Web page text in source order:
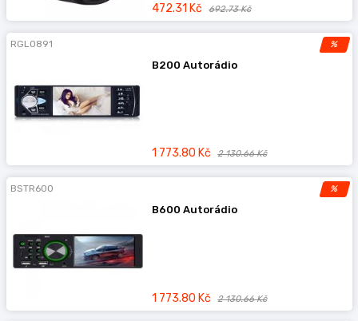
472.31 Kč 692.73 Kč
%
RGL0891
B200 Autorádio
1 773.80 Kč 2 130.66 Kč
%
BSTR600
B600 Autorádio
1 773.80 Kč 2 130.66 Kč